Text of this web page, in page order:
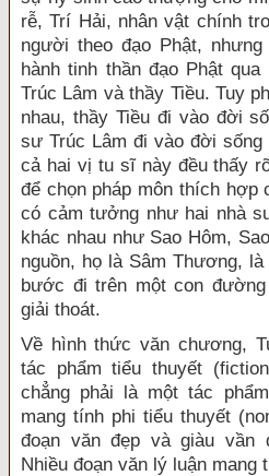
rễ, Trí Hải, nhân vật chính
người theo đạo Phật,
hành tinh thần đạo Phật
Trúc Lâm và thầy Tiều. Tuy
nhau, thầy Tiều đi vào đời
sư Trúc Lâm đi vào đời sống
cả hai vị tu sĩ này đều thấy
để chọn pháp môn thích hợp
có cảm tưởng như hai nhà
khác nhau như Sao Hôm,
nguồn, họ là Sâm Thương,
bước đi trên một con
giải thoát.
Về hình thức văn chương,
tác phẩm tiểu thuyết
chẳng phải là một tác
mang tính phi tiểu thuyết
đoạn văn đẹp và giàu vần
Nhiều đoạn văn lý luận